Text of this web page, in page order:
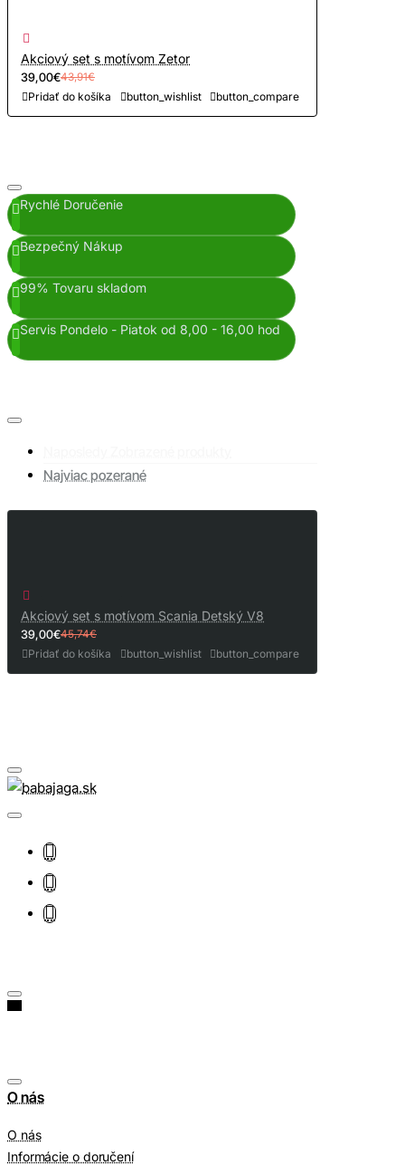
Akciový set s motívom Zetor
39,00€43,91€
Pridať do košíka button_wishlist button_compare
Rychlé Doručenie
Bezpečný Nákup
99% Tovaru skladom
Servis Pondelo - Piatok od 8,00 - 16,00 hod
Najviac pozerané
Akciový set s motívom Scania Detský V8
39,00€45,74€
Pridať do košíka button_wishlist button_compare
O nás
O nás
Informácie o doručení